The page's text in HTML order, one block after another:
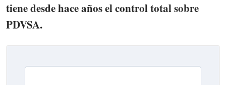
tiene desde hace años el control total sobre
PDVSA.